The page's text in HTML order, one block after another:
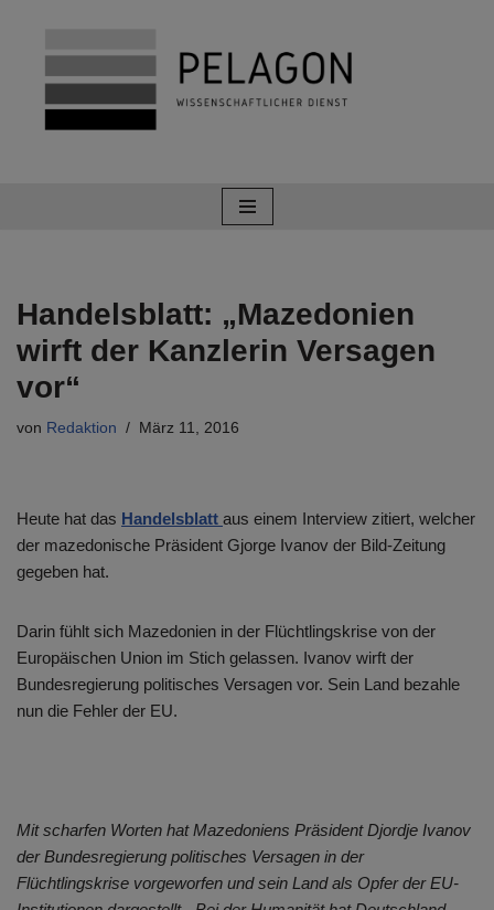
Zum
Inhalt
springen
Handelsblatt: „Mazedonien
wirft der Kanzlerin Versagen
vor“
von Redaktion März 11, 2016
Heute hat das Handelsblatt aus einem Interview zitiert, welcher
der mazedonische Präsident Gjorge Ivanov der Bild-Zeitung
gegeben hat.
Darin fühlt sich Mazedonien in der Flüchtlingskrise von der
Europäischen Union im Stich gelassen. Ivanov wirft der
Bundesregierung politisches Versagen vor. Sein Land bezahle
nun die Fehler der EU.
Mit scharfen Worten hat Mazedoniens Präsident Djordje Ivanov
der Bundesregierung politisches Versagen in der
Flüchtlingskrise vorgeworfen und sein Land als Opfer der EU-